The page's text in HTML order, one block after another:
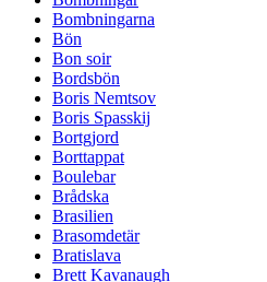
Bombningarna
Bön
Bon soir
Bordsbön
Boris Nemtsov
Boris Spasskij
Bortgjord
Borttappat
Boulebar
Brådska
Brasilien
Brasomdetär
Bratislava
Brett Kavanaugh